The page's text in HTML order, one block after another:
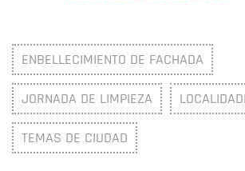
ENBELLECIMIENTO DE FACHADA
JORNADA DE LIMPIEZA
TEMAS DE CIUDAD